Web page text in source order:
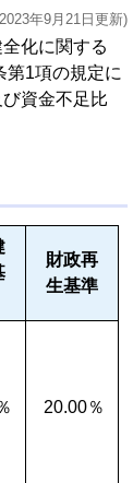
年9月21日更新)
化に関する
第1項の規定に
資金不足比
財政再
生基準
20.00％